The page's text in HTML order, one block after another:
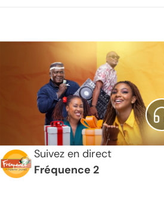
Suivez en direct
Fréquence 2